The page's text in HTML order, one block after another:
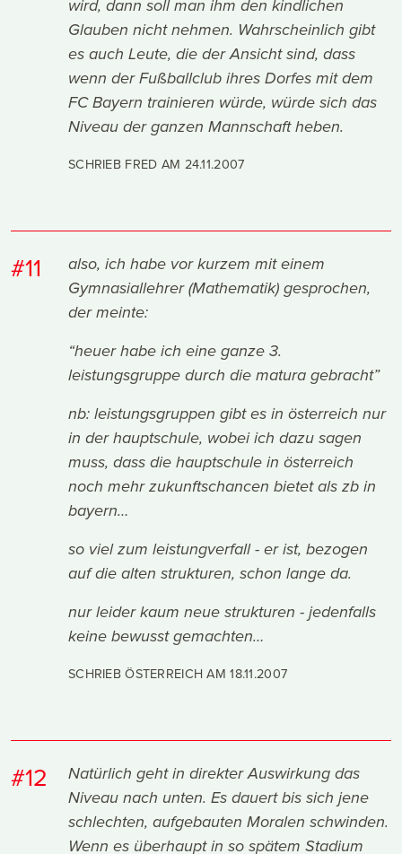
wird, dann soll man ihm den kindlichen
Glauben nicht nehmen. Wahrscheinlich gibt
es auch Leute, die der Ansicht sind, dass
wenn der Fußballclub ihres Dorfes mit dem
FC Bayern trainieren würde, würde sich das
Niveau der ganzen Mannschaft heben.
SCHRIEB FRED AM 24.11.2007
#11
also, ich habe vor kurzem mit einem
Gymnasiallehrer (Mathematik) gesprochen,
der meinte:
“heuer habe ich eine ganze 3.
leistungsgruppe durch die matura gebracht”
nb: leistungsgruppen gibt es in österreich nur
in der hauptschule, wobei ich dazu sagen
muss, dass die hauptschule in österreich
noch mehr zukunftschancen bietet als zb in
bayern…
so viel zum leistungverfall - er ist, bezogen
auf die alten strukturen, schon lange da.
nur leider kaum neue strukturen - jedenfalls
keine bewusst gemachten…
SCHRIEB ÖSTERREICH AM18.11.2007
#12
Natürlich geht in direkter Auswirkung das
Niveau nach unten. Es dauert bis sich jene
schlechten, aufgebauten Moralen schwinden.
Wenn es überhaupt in so spätem Stadium